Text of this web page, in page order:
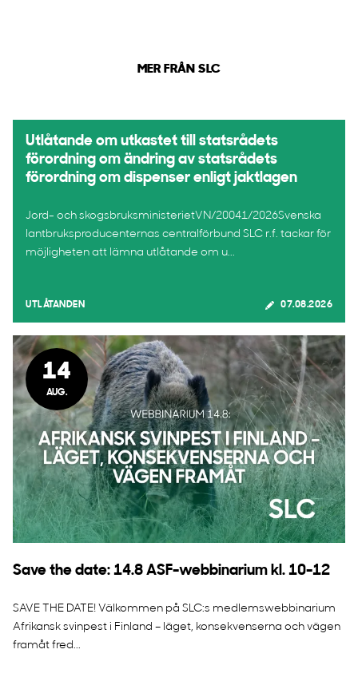
MER FRÅN SLC
Utlåtande om utkastet till statsrådets
förordning om ändring av statsrådets
förordning om dispenser enligt jaktlagen
Jord- och skogsbruksministerietVN/20041/2026Svenska
lantbruksproducenternas centralförbund SLC r.f. tackar för
möjligheten att lämna utlåtande om u...
UTLÅTANDEN 07.08.2026
14
AUG.
Save the date: 14.8 ASF-webbinarium kl. 10-12
SAVE THE DATE! Välkommen på SLC:s medlemswebbinarium
Afrikansk svinpest i Finland – läget, konsekvenserna och vägen
framåt fred...